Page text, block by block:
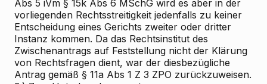
Abs 5 iVm § 15k Abs 6 MSchG wird es aber in der
vorliegenden Rechtsstreitigkeit jedenfalls zu keiner
Entscheidung eines Gerichts zweiter oder dritter
Instanz kommen. Da das Rechtsinstitut des
Zwischenantrags auf Feststellung nicht der Klärung
von Rechtsfragen dient, war der diesbezügliche
Antrag gemäß § 11a Abs 1 Z 3 ZPO zurückzuweisen.